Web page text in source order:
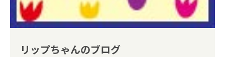
リップちゃんのブログ